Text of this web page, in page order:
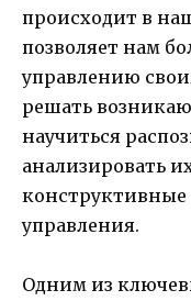
происходит в
позволяет нам
управлению
решать
научиться
анализировать
управления.
Одним из